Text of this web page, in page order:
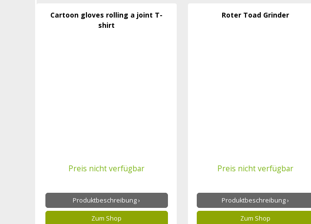
Cartoon gloves rolling a joint T-
shirt
Preis nicht verfügbar
Produktbeschreibung ›
Zum Shop
Roter Toad Grinder
Preis nicht verfügbar
Produktbeschreibung ›
Zum Shop